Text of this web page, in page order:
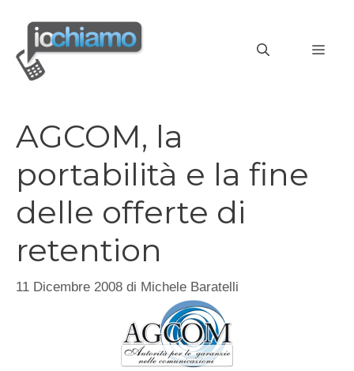
contenuto
AGCOM, la
portabilità e la fine
delle offerte di
retention
11 Dicembre 2008 di Michele Baratelli